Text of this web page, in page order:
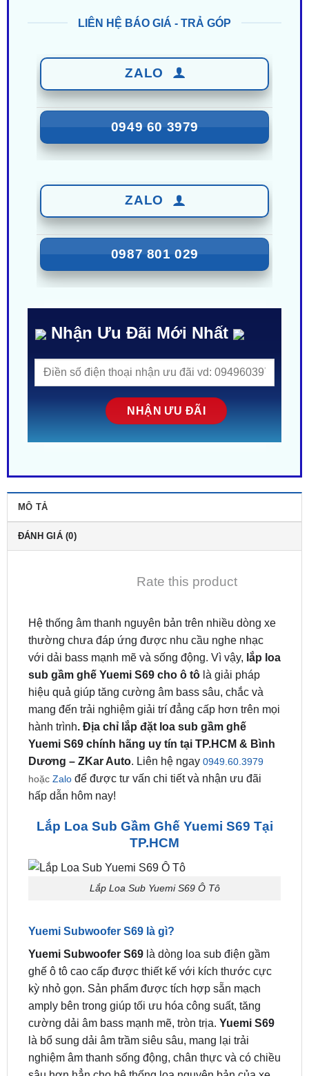
LIÊN HỆ BÁO GIÁ - TRẢ GÓP
ZALO
0949 60 3979
ZALO
0987 801 029
Nhận Ưu Đãi Mới Nhất
MÔ TẢ
ĐÁNH GIÁ (0)
Rate this product
Hệ thống âm thanh nguyên bản trên nhiều dòng xe
thường chưa đáp ứng được nhu cầu nghe nhạc
với dải bass mạnh mẽ và sống động. Vì vậy, lắp loa
sub gầm ghế Yuemi S69 cho ô tôlà giải pháp
hiệu quả giúp tăng cường âm bass sâu, chắc và
mang đến trải nghiệm giải trí đẳng cấp hơn trên mọi
hành trình. Địa chỉ lắp đặt loa sub gầm ghế
Yuemi S69 chính hãng uy tín tại TP.HCM & Bình
Dương – ZKar Auto. Liên hệ ngay 0949.60.3979
hoặc Zalođể được tư vấn chi tiết và nhận ưu đãi
hấp dẫn hôm nay!
Lắp Loa Sub Gầm Ghế Yuemi S69 Tại
TP.HCM
Lắp Loa Sub Yuemi S69 Ô Tô
Yuemi Subwoofer S69 là gì?
Yuemi Subwoofer S69 là dòng loa sub điện gầm
ghế ô tô cao cấp được thiết kế với kích thước cực
kỳ nhỏ gọn. Sản phẩm được tích hợp sẵn mạch
amply bên trong giúp tối ưu hóa công suất, tăng
cường dải âm bass mạnh mẽ, tròn trịa. Yuemi S69
là bổ sung dải âm trầm siêu sâu, mang lại trải
nghiệm âm thanh sống động, chân thực và có chiều